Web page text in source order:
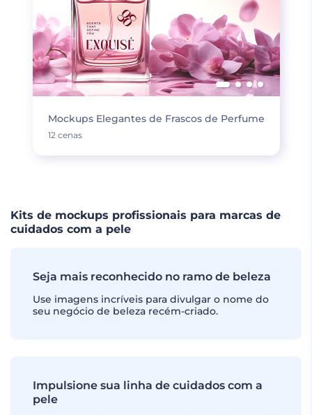
Mockups Elegantes de Frascos de Perfume
12 cenas
Kits de mockups profissionais para marcas de
cuidados com a pele
Seja mais reconhecido no ramo de beleza
Use imagens incríveis para divulgar o nome do
seu negócio de beleza recém-criado.
Impulsione sua linha de cuidados com a
pele